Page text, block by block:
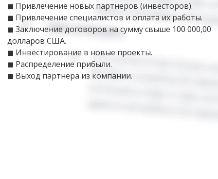
◼ Привлечение новых партнеров (инвесторов).
◼ Привлечение специалистов и оплата их работы.
◼ Заключение договоров на сумму свыше 100 000,00
долларов США.
◼ Инвестирование в новые проекты.
◼ Распределение прибыли.
◼ Выход партнера из компании.